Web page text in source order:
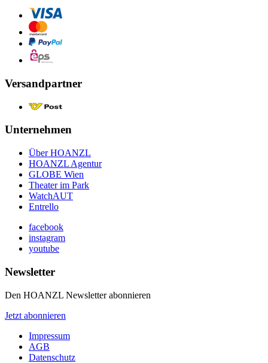
Versandpartner
Unternehmen
Über HOANZL
HOANZL Agentur
GLOBE Wien
Theater im Park
WatchAUT
Entrello
facebook
instagram
youtube
Newsletter
Den HOANZL Newsletter abonnieren
Jetzt abonnieren
Impressum
AGB
Datenschutz